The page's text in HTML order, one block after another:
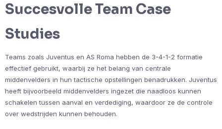
Succesvolle Team Case
Studies
Teams zoals Juventus en AS Roma hebben de 3-4-1-2 formatie
effectief gebruikt, waarbij ze het belang van centrale
middenvelders in hun tactische opstellingen benadrukken. Juventus
heeft bijvoorbeeld middenvelders ingezet die naadloos kunnen
schakelen tussen aanval en verdediging, waardoor ze de controle
over wedstrijden kunnen behouden.